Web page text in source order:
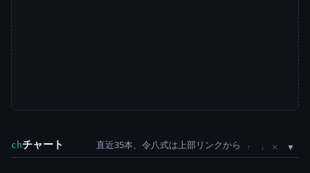
chチャート 直近35本、令八式は上部リンクから ↑ ↓ ×